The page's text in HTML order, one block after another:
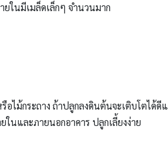
ในมีเมล็ดเล็กๆ จำนวนมาก
อไม้กระถาง ถ้าปลูกลงดินต้นจะเติบโต
นและภายนอกอาคาร ปลูกเลี้ยงง่าย